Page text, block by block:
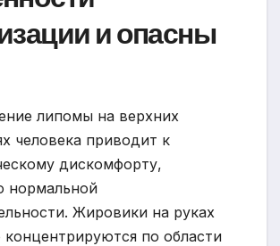
и опасны
липомы на верхних
человека приводит к
дискомфорту,
нормальной
Жировики на руках
концентрируются по области